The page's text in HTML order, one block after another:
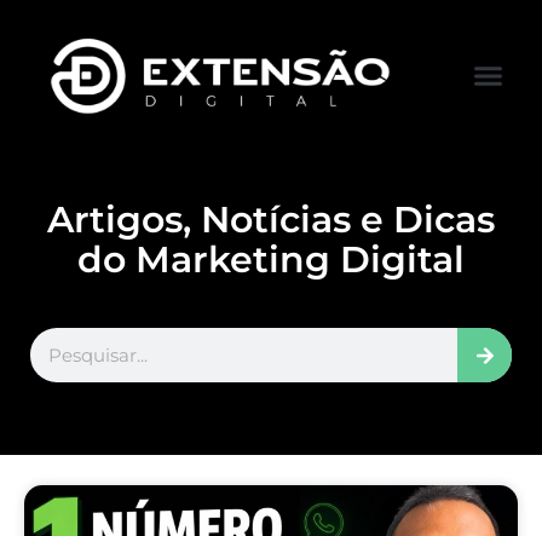
Artigos, Notícias e Dicas
do Marketing Digital